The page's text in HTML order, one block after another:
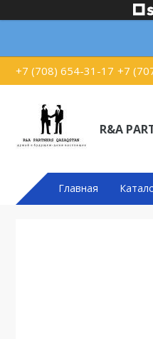
+7 (708) 654-31-17 +7
R&A
Главная